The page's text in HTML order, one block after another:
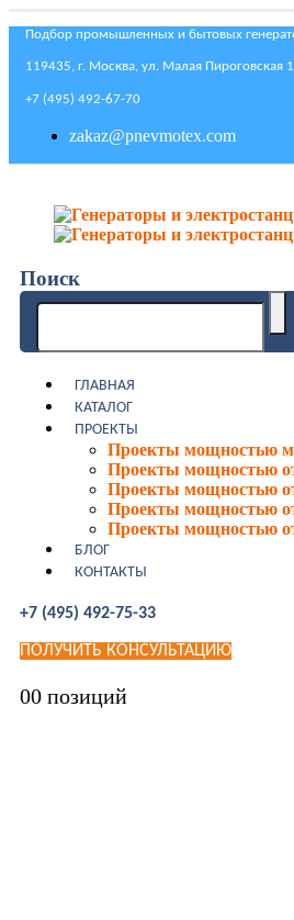
Подбор промышленных и бытовых
119435, г. Москва, ул. Малая Пироговская
+7 (495) 492-67-70
zakaz@pnevmotex.com
Поиск
ГЛАВНАЯ
КАТАЛОГ
ПРОЕКТЫ
Проекты мощностью
Проекты мощностью
Проекты мощностью
Проекты мощностью
Проекты мощностью
БЛОГ
КОНТАКТЫ
+7 (495) 492-75-33
ПОЛУЧИТЬ КОНСУЛЬТАЦИЮ
00 позиций